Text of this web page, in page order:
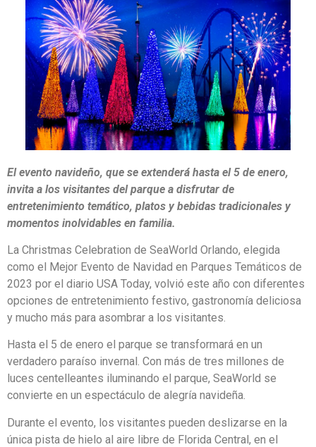
El evento navideño, que se extenderá hasta el 5 de enero,
invita a los visitantes del parque a disfrutar de
entretenimiento temático, platos y bebidas tradicionales y
momentos inolvidables en familia.
La Christmas Celebration de SeaWorld Orlando, elegida
como el Mejor Evento de Navidad en Parques Temáticos de
2023 por el diario USA Today, volvió este año con diferentes
opciones de entretenimiento festivo, gastronomía deliciosa
y mucho más para asombrar a los visitantes.
Hasta el 5 de enero el parque se transformará en un
verdadero paraíso invernal. Con más de tres millones de
luces centelleantes iluminando el parque, SeaWorld se
convierte en un espectáculo de alegría navideña.
Durante el evento, los visitantes pueden deslizarse en la
única pista de hielo al aire libre de Florida Central, en el